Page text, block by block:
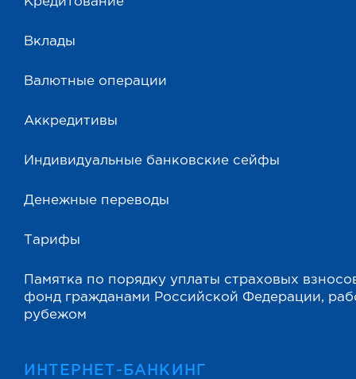
Вклады
Валютные операции
Аккредитивы
Индивидуальные банковские сейфы
Денежные переводы
Тарифы
Памятка по порядку уплаты страховых
фонд гражданами Российской Федерации,
рубежом
ИНТЕРНЕТ-БАНКИНГ